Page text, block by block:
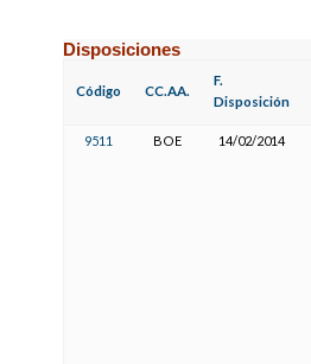
Disposiciones
Código CC.AA.
F.
Disposición
9511 BOE 14/02/2014